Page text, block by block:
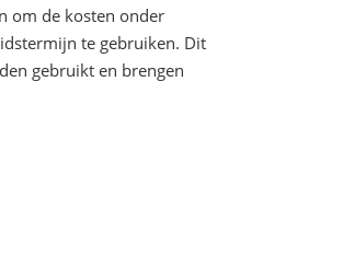
om de kosten onder
te gebruiken. Dit
gebruikt en brengen